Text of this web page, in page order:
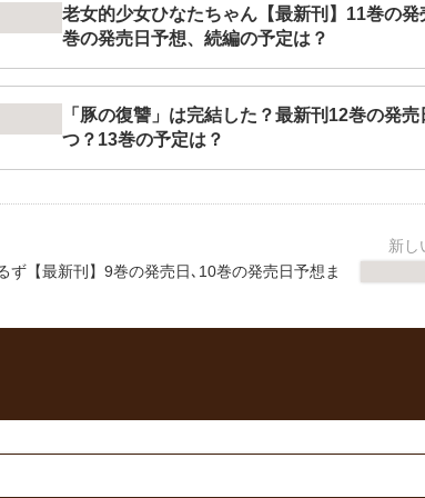
老女的少女ひなたちゃん【最新刊】11巻の発
巻の発売日予想、続編の予定は？
「豚の復讐」は完結した？最新刊12巻の発売
つ？13巻の予定は？
ず【最新刊】9巻の発売日､10巻の発売日予想ま